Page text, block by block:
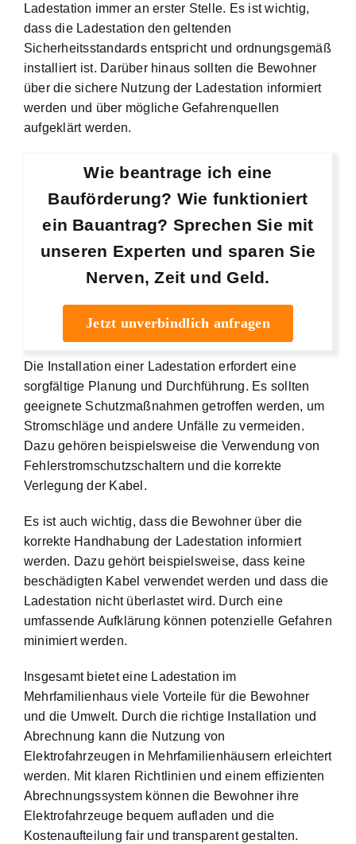
Ladestation immer an erster Stelle. Es ist wichtig,
dass die Ladestation den geltenden
Sicherheitsstandards entspricht und ordnungsgemäß
installiert ist. Darüber hinaus sollten die Bewohner
über die sichere Nutzung der Ladestation informiert
werden und über mögliche Gefahrenquellen
aufgeklärt werden.
Wie beantrage ich eine
Bauförderung? Wie funktioniert
ein Bauantrag? Sprechen Sie mit
unseren Experten und sparen Sie
Nerven, Zeit und Geld.
Jetzt unverbindlich anfragen
Die Installation einer Ladestation erfordert eine
sorgfältige Planung und Durchführung. Es sollten
geeignete Schutzmaßnahmen getroffen werden, um
Stromschläge und andere Unfälle zu vermeiden.
Dazu gehören beispielsweise die Verwendung von
Fehlerstromschutzschaltern und die korrekte
Verlegung der Kabel.
Es ist auch wichtig, dass die Bewohner über die
korrekte Handhabung der Ladestation informiert
werden. Dazu gehört beispielsweise, dass keine
beschädigten Kabel verwendet werden und dass die
Ladestation nicht überlastet wird. Durch eine
umfassende Aufklärung können potenzielle Gefahren
minimiert werden.
Insgesamt bietet eine Ladestation im
Mehrfamilienhaus viele Vorteile für die Bewohner
und die Umwelt. Durch die richtige Installation und
Abrechnung kann die Nutzung von
Elektrofahrzeugen in Mehrfamilienhäusern erleichtert
werden. Mit klaren Richtlinien und einem effizienten
Abrechnungssystem können die Bewohner ihre
Elektrofahrzeuge bequem aufladen und die
Kostenaufteilung fair und transparent gestalten.